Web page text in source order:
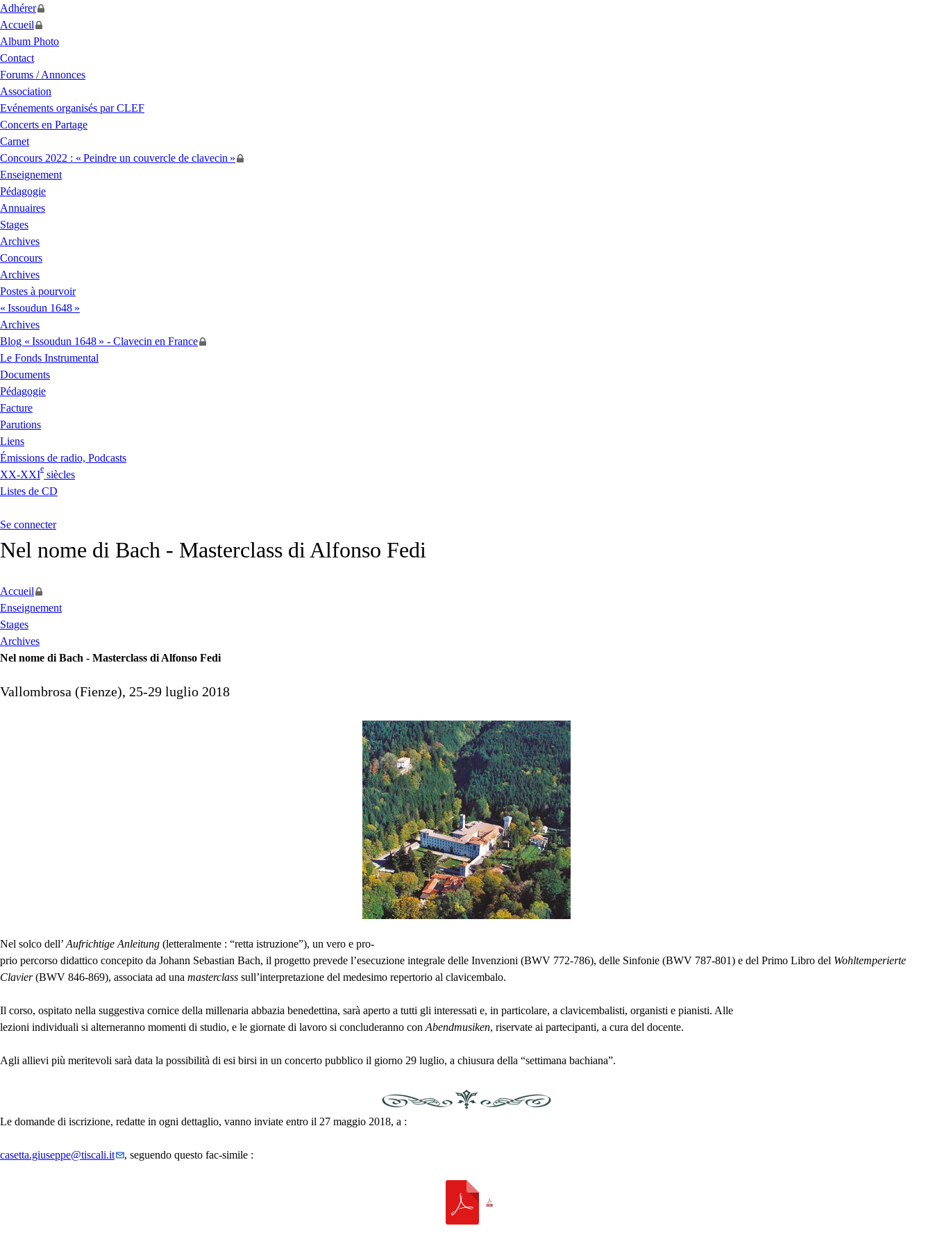
Adhérer
Accueil
Album Photo
Contact
Forums / Annonces
Association
Evénements organisés parCLEF
Concerts en Partage
Carnet
Concours 2022 : « Peindre un couvercle de clavecin »
Enseignement
Pédagogie
Annuaires
Stages
Archives
Concours
Archives
Postes à pourvoir
« Issoudun 1648 »
Archives
Blog « Issoudun 1648 » - Clavecin en France
Le Fonds Instrumental
Documents
Pédagogie
Facture
Parutions
Liens
Émissions de radio, Podcasts
XX-XXI
e
siècles
Listes de CD
Se connecter
Nel nome di Bach - Masterclass di Alfonso Fedi
Accueil
Enseignement
Stages
Archives
Nel nome di Bach - Masterclass di Alfonso Fedi
Vallombrosa (Fienze), 25-29 luglio 2018
Nel solco dell’ Aufrichtige Anleitung (letteralmente : “retta istruzione”), un vero e pro-
prio percorso didattico concepito da Johann Sebastian Bach, il progetto prevede l’esecuzione integrale delle Invenzioni (BWV 772-786), delle Sinfonie (BWV 787-801) e del Primo Libro del Wohltemperierte
Clavier(BWV 846-869), associata ad una masterclass sull’interpretazione del medesimo repertorio al clavicembalo.
Il corso, ospitato nella suggestiva cornice della millenaria abbazia benedettina, sarà aperto a tutti gli interessati e, in particolare, a clavicembalisti, organisti e pianisti. Alle
lezioni individuali si alterneranno momenti di studio, e le giornate di lavoro si concluderanno con Abendmusiken, riservate ai partecipanti, a cura del docente.
Agli allievi più meritevoli sarà data la possibilità di esi birsi in un concerto pubblico il giorno 29 luglio, a chiusura della “settimana bachiana”.
Le domande di iscrizione, redatte in ogni dettaglio, vanno inviate entro il 27 maggio 2018, a :
casetta.giuseppe@tiscali.it , seguendo questo fac-simile :